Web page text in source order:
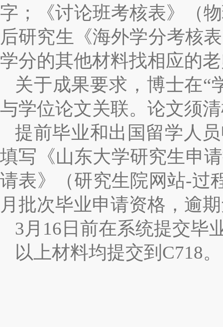
字；《讨论班考核表》（
后研究生《海外学分考核
学分的其他材料找相应的
关于成果要求，博士在“
与学位论文关联。论文须
提前毕业和出国留学人
填写《山东大学研究生申
请表》（研究生院网站-过
月批次毕业申请资格，逾
3月16日前在系统提交毕
以上材料均提交到C718。